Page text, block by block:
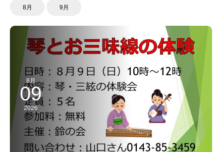
8月 9月
8月
09
2026